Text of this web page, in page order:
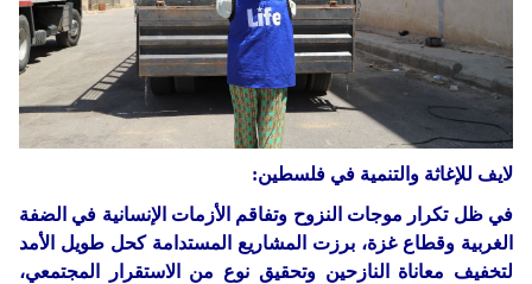
لايف للإغاثة والتنمية في فلسطين:
في ظل تكرار موجات النزوح وتفاقم الأزمات الإنسانية في الضفة
الغربية وقطاع غزة، برزت المشاريع المستدامة كحل طويل الأمد
لتخفيف معاناة النازحين وتحقيق نوع من الاستقرار المجتمعي،
الاونروا
سوريا